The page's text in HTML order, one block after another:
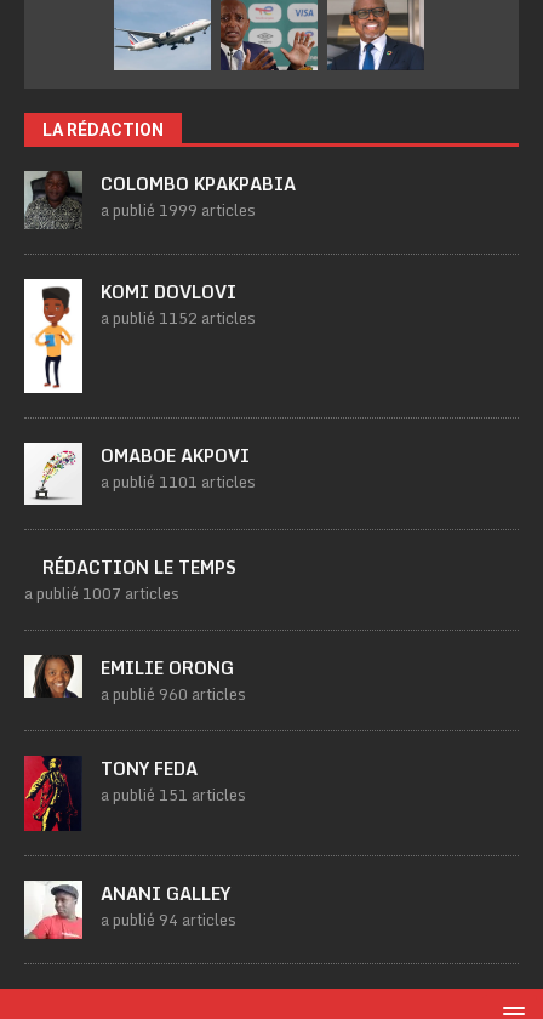
LA RÉDACTION
COLOMBO KPAKPABIA
a publié 1999 articles
KOMI DOVLOVI
a publié 1152 articles
OMABOE AKPOVI
a publié 1101 articles
RÉDACTION LE TEMPS
a publié 1007 articles
EMILIE ORONG
a publié 960 articles
TONY FEDA
a publié 151 articles
ANANI GALLEY
a publié 94 articles